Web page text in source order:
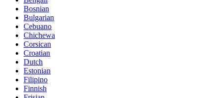
Bosnian
Bulgarian
Cebuano
Chichewa
Corsican
Croatian
Dutch
Estonian
Filipino
Finnish